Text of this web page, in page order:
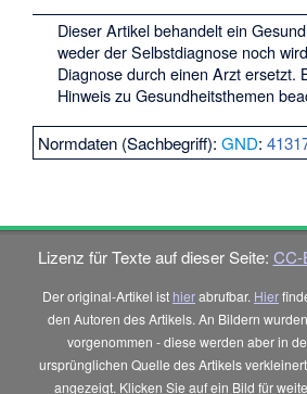
Dieser Artikel behandelt ein
weder der Selbstdiagnose noch
Diagnose durch einen Arzt ersetzt.
Hinweis zu Gesundheitsthemen
Normdaten (Sachbegriff):GND:
Lizenz für Texte auf dieser Seite: CC-
Der original-Artikel ist hierabrufbar. Hier
den Autoren des Artikels. An Bildern
vorgenommen - diese werden aber in
ursprünglichen Quelle des Artikels
angezeigt. Klicken Sie auf ein Bild für